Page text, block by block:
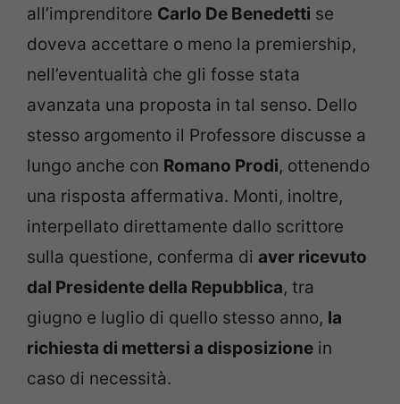
all’imprenditore Carlo De Benedetti se
doveva accettare o meno la premiership,
nell’eventualità che gli fosse stata
avanzata una proposta in tal senso. Dello
stesso argomento il Professore discusse a
lungo anche con Romano Prodi, ottenendo
una risposta affermativa. Monti, inoltre,
interpellato direttamente dallo scrittore
sulla questione, conferma di aver ricevuto
dal Presidente della Repubblica, tra
giugno e luglio di quello stesso anno, la
richiesta di mettersi a disposizione in
caso di necessità.